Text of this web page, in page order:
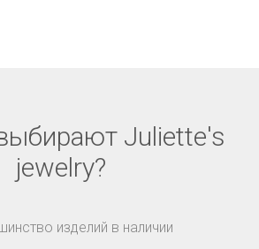
Juliette's
jewelry?
изделий в наличии